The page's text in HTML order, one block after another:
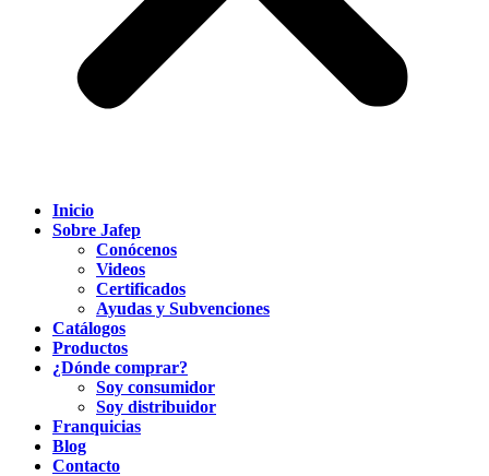
Inicio
Sobre Jafep
Conócenos
Videos
Certificados
Ayudas y Subvenciones
Catálogos
Productos
¿Dónde comprar?
Soy consumidor
Soy distribuidor
Franquicias
Blog
Contacto